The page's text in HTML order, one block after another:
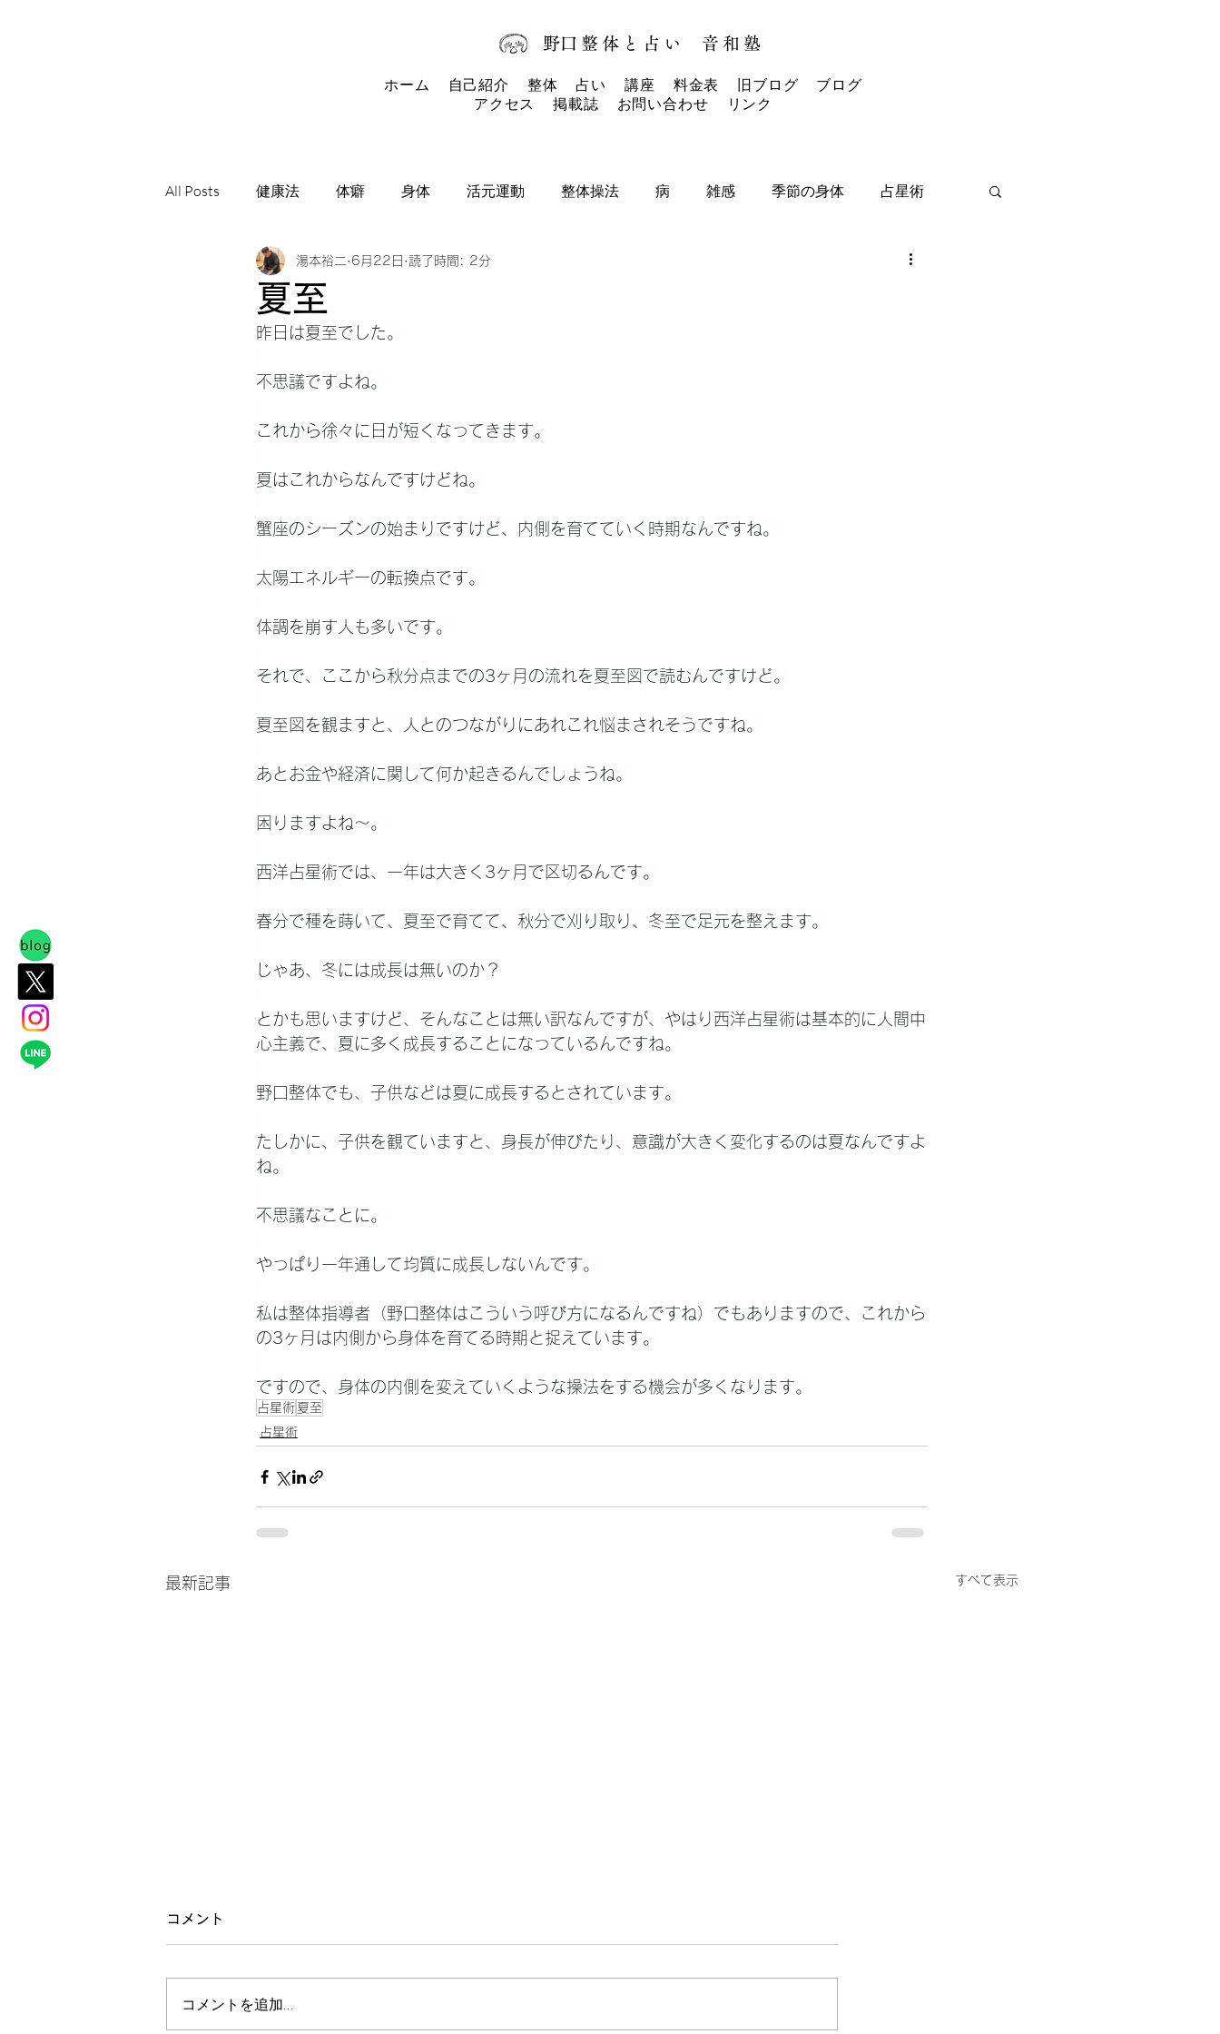
​野口整体と占い 音和塾​
ホーム 自己紹介 整体 占い 講座 料金表 旧ブログ
ブログ
アクセス
掲載誌 お問い合わせ リンク
All Posts 健康法 体癖 身体 活元運動 整体操法 病 雑感 季節の身体 占星術
サビアンシンボル 音楽 タロットカード
夏至
湯本裕二 6月22日 読了時間: 2分
昨日は夏至でした。
不思議ですよね。
これから徐々に日が短くなってきます。
夏はこれからなんですけどね。
蟹座のシーズンの始まりですけど、内側を育てていく時期なんですね。
太陽エネルギーの転換点です。
体調を崩す人も多いです。
それで、ここから秋分点までの3ヶ月の流れを夏至図で読むんですけど。
夏至図を観ますと、人とのつながりにあれこれ悩まされそうですね。
あとお金や経済に関して何か起きるんでしょうね。
困りますよね～。
西洋占星術では、一年は大きく3ヶ月で区切るんです。
春分で種を蒔いて、夏至で育てて、秋分で刈り取り、冬至で足元を整えます。
じゃあ、冬には成長は無いのか？
とかも思いますけど、そんなことは無い訳なんですが、やはり西洋占星術は基本的に人間中
心主義で、夏に多く成長することになっているんですね。
野口整体でも、子供などは夏に成長するとされています。
たしかに、子供を観ていますと、身長が伸びたり、意識が大きく変化するのは夏なんですよ
ね。
不思議なことに。
やっぱり一年通して均質に成長しないんです。
私は整体指導者（野口整体はこういう呼び方になるんですね）でもありますので、これから
の3ヶ月は内側から身体を育てる時期と捉えています。
ですので、身体の内側を変えていくような操法をする機会が多くなります。
占星術 夏至
占星術
最新記事 すべて表示
星のお話会
ございました。 はじめての試み
で、星回りのことを話してみよう
と
コメント
コメントを追加…